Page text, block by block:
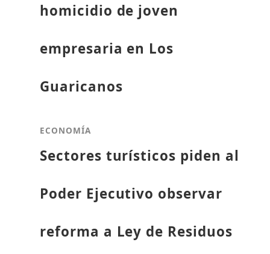
homicidio de joven
empresaria en Los
Guaricanos
ECONOMÍA
Sectores turísticos piden al
Poder Ejecutivo observar
reforma a Ley de Residuos